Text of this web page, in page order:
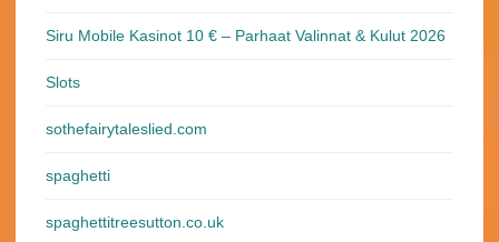
Siru Mobile Kasinot 10 € – Parhaat Valinnat & Kulut 2026
Slots
sothefairytaleslied.com
spaghetti
spaghettitreesutton.co.uk